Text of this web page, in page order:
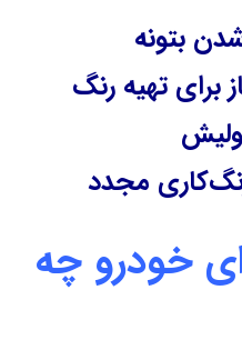
بتونه
برای تهیه رنگ
مجدد‌
خودرو چه